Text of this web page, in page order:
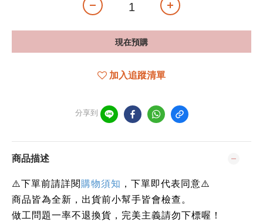
現在預購
加入追蹤清單
分享到
商品描述
⚠️下單前請詳閱 購物須知 ，下單即代表同意⚠️
商品皆為全新，出貨前小幫手皆會檢查。
做工問題一率不退換貨，完美主義請勿下標喔！